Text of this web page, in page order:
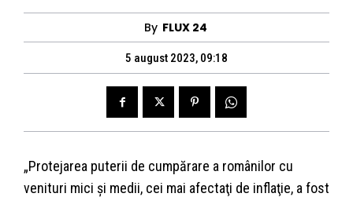
By FLUX 24
5 august 2023, 09:18
„Protejarea puterii de cumpărare a românilor cu
venituri mici şi medii, cei mai afectaţi de inflaţie, a fost